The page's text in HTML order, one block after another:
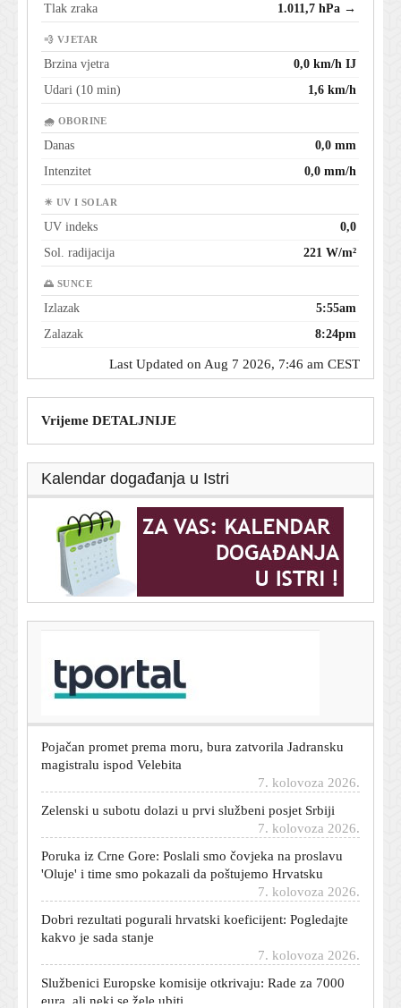
Tlak zraka
1.011,7 hPa →
💨 VJETAR
Brzina vjetra
0,0 km/h IJ
Udari (10 min)
1,6 km/h
🌧 OBORINE
Danas
0,0 mm
Intenzitet
0,0 mm/h
☀ UV I SOLAR
UV indeks
0,0
Sol. radijacija
221 W/m²
🌅 SUNCE
Izlazak
5:55am
Zalazak
8:24pm
Last Updated on Aug 7 2026, 7:46 am CEST
Vrijeme DETALJNIJE
Kalendar događanja u Istri
Rijekin heroj donio pobjedu majstorijom, a onda
poručio: 'Nisam zadovoljan'
magistralu ispod Velebita
Zelenski u subotu dolazi u prvi službeni posjet Srbiji
7. kolovoza 2026.
Poruka iz Crne Gore: Poslali smo čovjeka na proslavu
'Oluje' i time smo pokazali da poštujemo Hrvatsku
7. kolovoza 2026.
Dobri rezultati pogurali hrvatski koeficijent: Pogledajte
kakvo je sada stanje
Službenici Europske komisije otkrivaju: Rade za 7000
eura, ali neki se žele ubiti